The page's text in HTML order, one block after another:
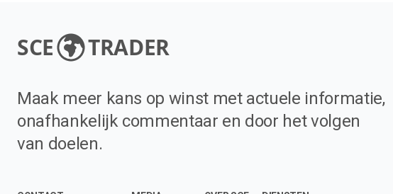
SCE TRADER
Maak meer kans op winst met actuele informatie,
onafhankelijk commentaar en door het volgen
van doelen.